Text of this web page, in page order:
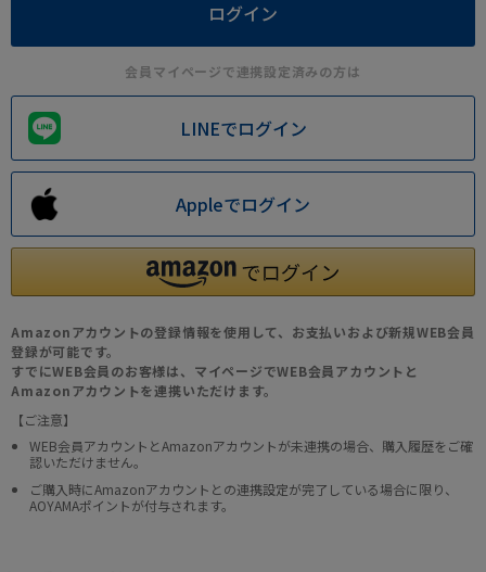
会員マイページで連携設定済みの方は
LINEでログイン
Appleでログイン
Amazonアカウントの登録情報を使用して、お支払いおよび新規WEB会員
登録が可能です。
すでにWEB会員のお客様は、マイページでWEB会員アカウントと
Amazonアカウントを連携いただけます。
【ご注意】
WEB会員アカウントとAmazonアカウントが未連携の場合、購入履歴をご確
認いただけません。
ご購入時にAmazonアカウントとの連携設定が完了している場合に限り、
AOYAMAポイントが付与されます。